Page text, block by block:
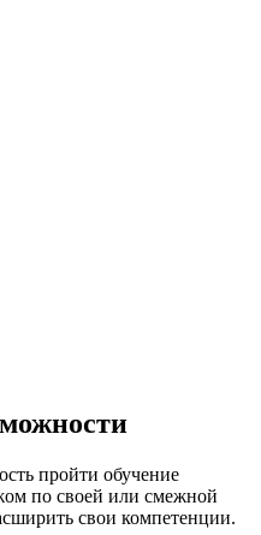
пройти обучение
по своей или смежной
свои компетенции.